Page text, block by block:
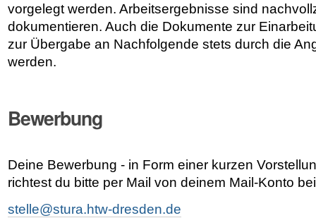
vorgelegt werden. Arbeitsergebnisse sind
dokumentieren. Auch die Dokumente zur
zur Übergabe an Nachfolgende stets durch die
werden.
Bewerbung
Deine Bewerbung - in Form einer kurzen
richtest du bitte per Mail von deinem Mail-Konto
stelle@stura.htw-dresden.de